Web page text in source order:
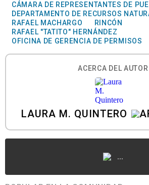
CÁMARA DE REPRESENTANTES DE
DEPARTAMENTO DE RECURSOS
RAFAEL MACHARGO
RINCÓN
RAFAEL "TATITO" HERNÁNDEZ
OFICINA DE GERENCIA DE PERMISOS
ACERCA DEL AUTOR
LAURA M. QUINTERO
...